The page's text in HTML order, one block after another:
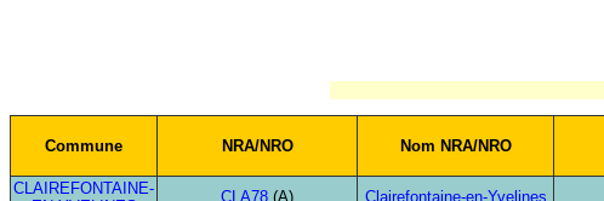
Commune NRA/NRO Nom NRA/NRO
CLAIREFONTAINE-
CLA78 (A) Clairefontaine-en-Yvelines